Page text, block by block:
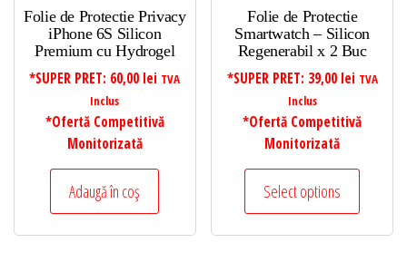
Folie de Protectie Privacy
iPhone 6S Silicon
Premium cu Hydrogel
*SUPER PRET: 60,00 lei TVA
Inclus
*Ofertă Competitivă
Monitorizată
Adaugă în coș
Folie de Protectie
Smartwatch – Silicon
Regenerabil x 2 Buc
*SUPER PRET: 39,00 lei TVA
Inclus
*Ofertă Competitivă
Monitorizată
Select options